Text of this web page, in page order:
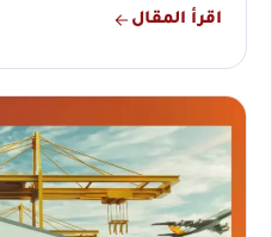
اقرأ المقال